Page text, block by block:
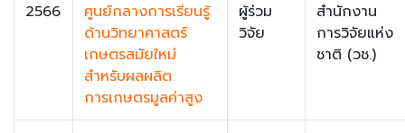
2566
ศูนย์กลางการเรียนรู้
ด้านวิทยาศาสตร์
เกษตรสมัยใหม่
สำหรับผลผลิต
การเกษตรมูลค่าสูง
ผู้ร่วม
วิจัย
สำนักงาน
การวิจัยแห่ง
ชาติ (วช.)